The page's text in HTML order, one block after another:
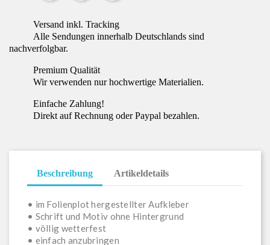
Versand inkl. Tracking
Alle Sendungen innerhalb Deutschlands sind
nachverfolgbar.
Premium Qualität
Wir verwenden nur hochwertige Materialien.
Einfache Zahlung!
Direkt auf Rechnung oder Paypal bezahlen.
Beschreibung Artikeldetails
• im Folienplot hergestellter Aufkleber
• Schrift und Motiv ohne Hintergrund
• völlig wetterfest
• einfach anzubringen